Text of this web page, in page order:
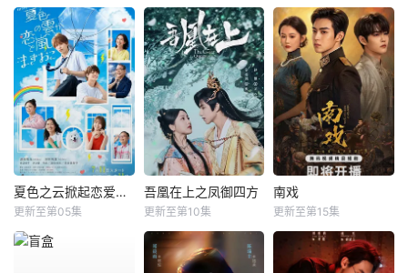
夏色之云掀起恋爱与风暴
更新至第05集
吾凰在上之凤御四方
更新至第10集
南戏
更新至第15集